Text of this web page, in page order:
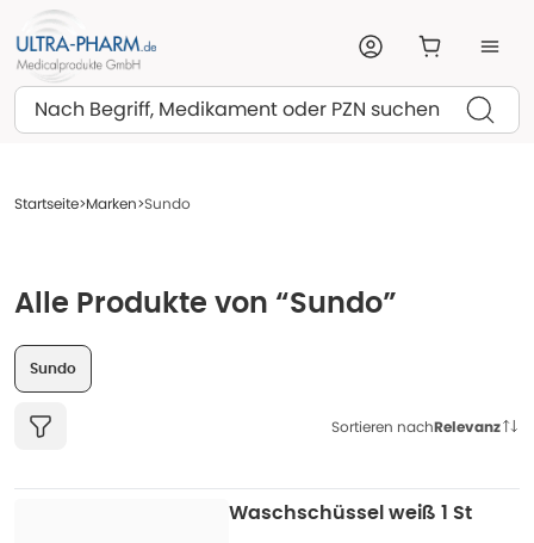
Suchen
Startseite Marken Sundo
Alle Produkte von “Sundo”
Sundo
Sortieren nachRelevanz
Waschschüssel weiß 1 St